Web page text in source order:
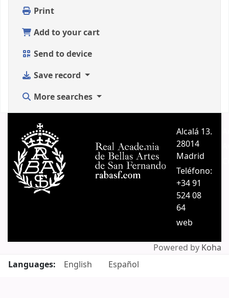
Print
Add to your cart
Send to device
Save record
More searches
Alcalá 13.
28014
Madrid
Teléfono:
+34 91
524 08
64
web
Powered by Koha
Languages:
English Español